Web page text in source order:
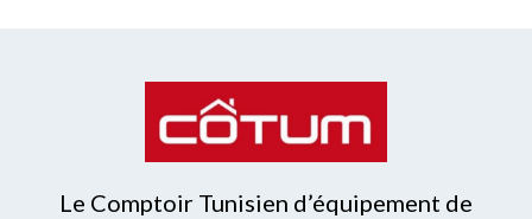
Le Comptoir Tunisien d’équipement de